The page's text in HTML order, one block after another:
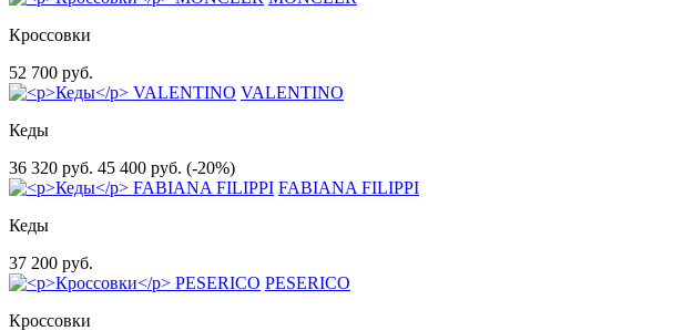
Кроссовки
52 700 руб.
VALENTINO
Кеды
36 320 руб. 45 400 руб. (-20%)
FABIANA FILIPPI
Кеды
37 200 руб.
PESERICO
Кроссовки